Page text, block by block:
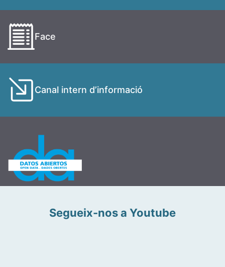
Face
Canal intern d’informació
Segueix-nos a Youtube